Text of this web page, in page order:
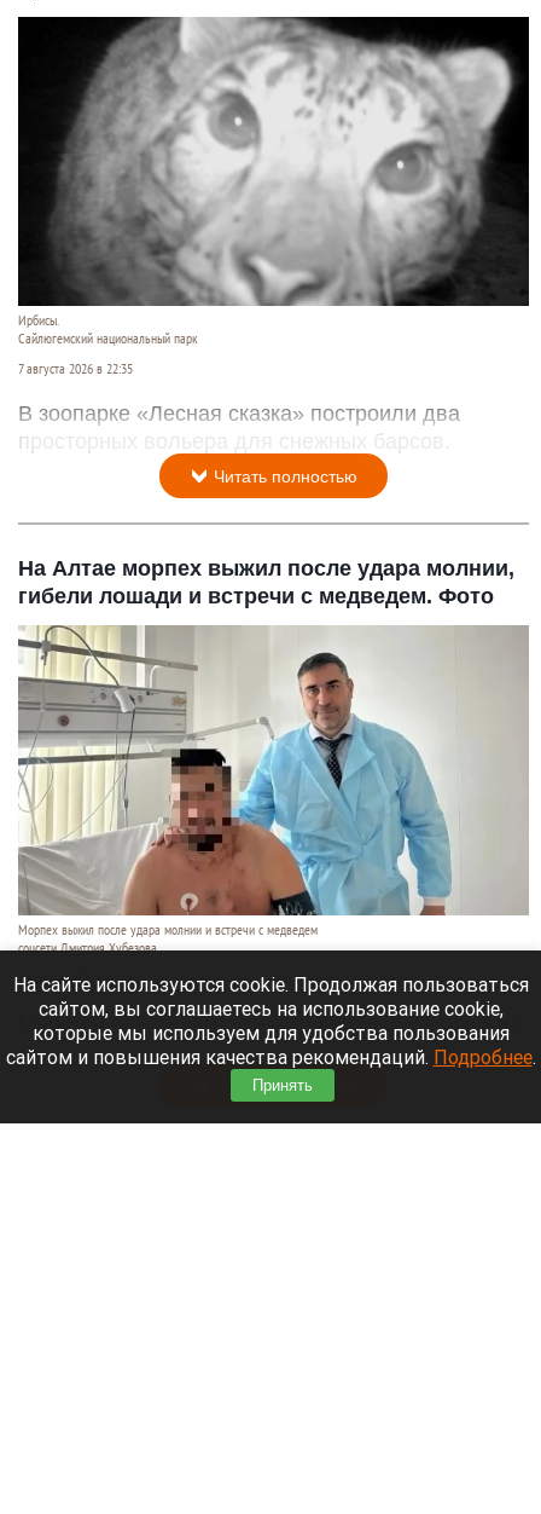
Ирбисы.
Сайлюгемский национальный парк
7 августа 2026 в 22:35
В зоопарке «Лесная сказка» построили два
просторных вольера для снежных барсов.
Читать полностью
На Алтае морпех выжил после удара молнии,
гибели лошади и встречи с медведем. Фото
Морпех выжил после удара молнии и встречи с медведем
соцсети Дмитрия Хубезова
7 августа 2026 в 22:15
Морской пехотинец, который приехал в отпуск на
Алтай, пережил чудовищную серию событий.
Читать полностью
На сайте используются cookie. Продолжая пользоваться
сайтом, вы соглашаетесь на использование cookie,
которые мы используем для удобства пользования
сайтом и повышения качества рекомендаций. Подробнее.
Принять